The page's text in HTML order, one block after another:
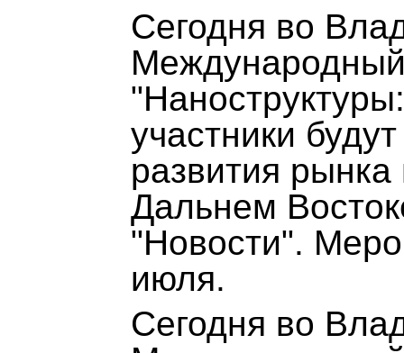
Сегодня во
участники
развития рынка
Дальнем
"Новости".
июля.
Сегодня во